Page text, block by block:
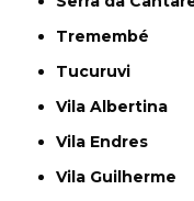
Tremembé
Tucuruvi
Vila Albertina
Vila Endres
Vila Guilherme